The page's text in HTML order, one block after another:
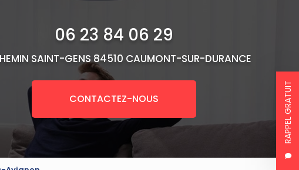
RAPPEL GRATUIT
Plomberie
06 23 84 06 29
SAINT-GENS84510 CAUMONT-SUR-DURANCE
CONTACTEZ-NOUS